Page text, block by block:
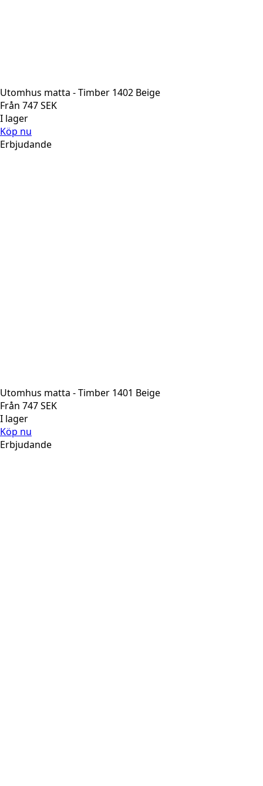
Utomhus matta - Timber 1402 Beige
Från 747SEK
I lager
Köp nu
Erbjudande
Utomhus matta - Timber 1401 Beige
Från 747SEK
I lager
Köp nu
Erbjudande